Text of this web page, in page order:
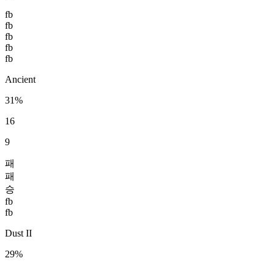
fb
fb
fb
fb
fb
Ancient
31%
16
9
패
패
승
fb
fb
Dust II
29%